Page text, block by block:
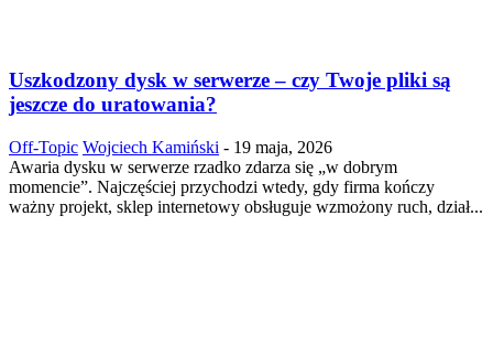
Uszkodzony dysk w serwerze – czy Twoje pliki są
jeszcze do uratowania?
Off-Topic Wojciech Kamiński - 19 maja, 2026
Awaria dysku w serwerze rzadko zdarza się „w dobrym
momencie”. Najczęściej przychodzi wtedy, gdy firma kończy
ważny projekt, sklep internetowy obsługuje wzmożony ruch, dział...